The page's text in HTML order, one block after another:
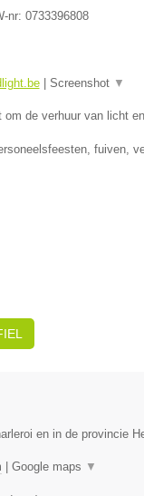
nr: 0733396808
| Screenshot ▼
om de verhuur van licht en
fuiven,
en in de provincie
Google maps ▼